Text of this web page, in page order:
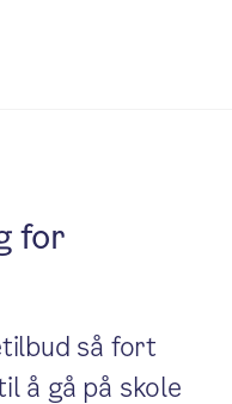
for
så fort
å gå på skole